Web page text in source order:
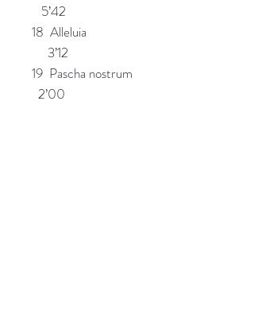
5’42
18 Alleluia
3’12
19 Pascha nostrum
2’00